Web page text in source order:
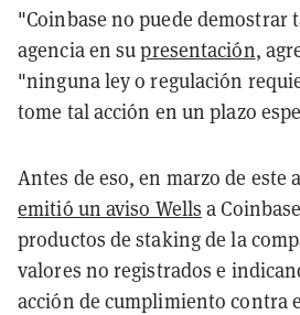
"Coinbase no puede demostrar
agencia en supresentación,
"ninguna ley o regulación
tome tal acción en un plazo
Antes de eso, en marzo de este
emitió un aviso Wells a
productos de staking de la
valores no registrados e
acción de cumplimiento contra